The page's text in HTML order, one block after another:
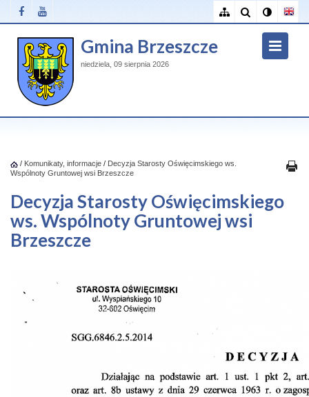
Gmina Brzeszcze
niedziela, 09 sierpnia 2026
/ Komunikaty, informacje / Decyzja Starosty Oświęcimskiego ws.
Wspólnoty Gruntowej wsi Brzeszcze
Decyzja Starosty Oświęcimskiego
ws. Wspólnoty Gruntowej wsi
Brzeszcze